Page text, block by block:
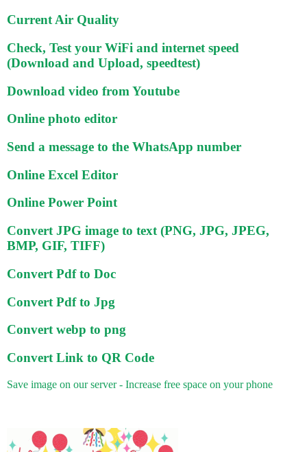
Current Air Quality
Check, Test your WiFi and internet speed
(Download and Upload, speedtest)
Download video from Youtube
Online photo editor
Send a message to the WhatsApp number
Online Excel Editor
Online Power Point
Convert JPG image to text (PNG, JPG, JPEG,
BMP, GIF, TIFF)
Convert Pdf to Doc
Convert Pdf to Jpg
Convert webp to png
Convert Link to QR Code
Save image on our server - Increase free space on your phone